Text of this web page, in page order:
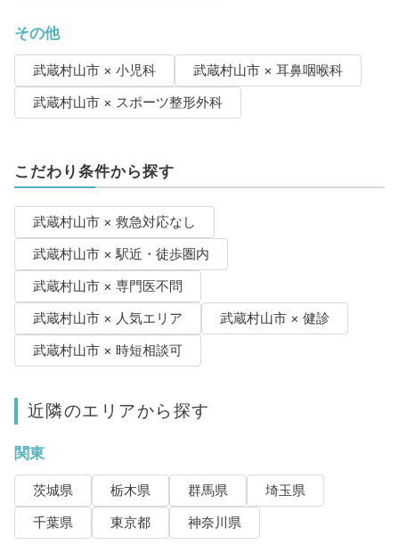
その他
武蔵村山市 × 小児科
武蔵村山市 × 耳鼻咽喉科
武蔵村山市 × スポーツ整形外科
こだわり条件から探す
武蔵村山市 × 救急対応なし
武蔵村山市 × 駅近・徒歩圏内
武蔵村山市 × 専門医不問
武蔵村山市 × 人気エリア
武蔵村山市 × 健診
武蔵村山市 × 時短相談可
近隣のエリアから探す
関東
茨城県 栃木県 群馬県
埼玉県
千葉県
東京都 神奈川県